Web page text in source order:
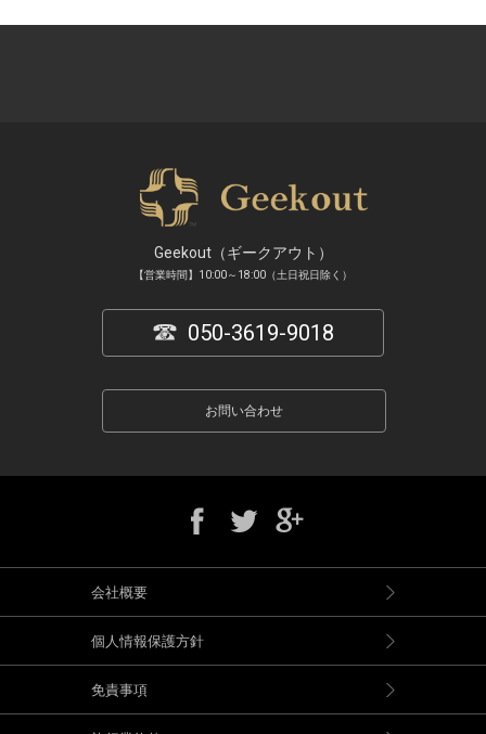
Geekout（ギークアウト）
【営業時間】10:00～18:00（土日祝日除く）
050-3619-9018
お問い合わせ
会社概要
個人情報保護方針
免責事項